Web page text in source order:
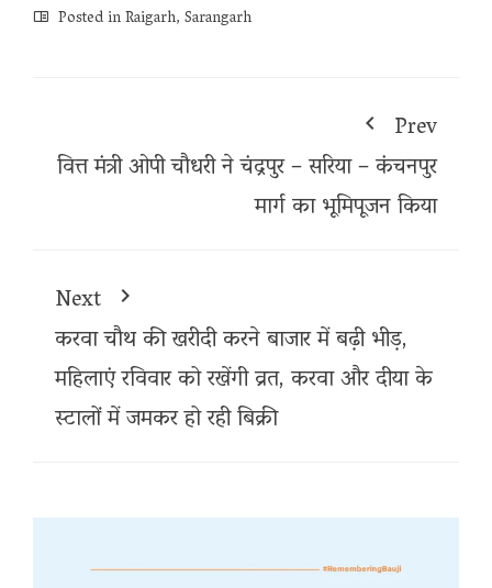
Posted inRaigarh,Sarangarh
Prev
वित्त मंत्री ओपी चौधरी ने चंद्रपुर – सरिया – कंचनपुर
मार्ग का भूमिपूजन किया
Next
करवा चौथ की खरीदी करने बाजार में बढ़ी भीड़,
महिलाएं रविवार को रखेंगी व्रत, करवा और दीया के
स्टालों में जमकर हो रही बिक्री